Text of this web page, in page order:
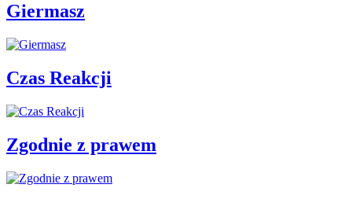
Giermasz
Czas Reakcji
Zgodnie z prawem